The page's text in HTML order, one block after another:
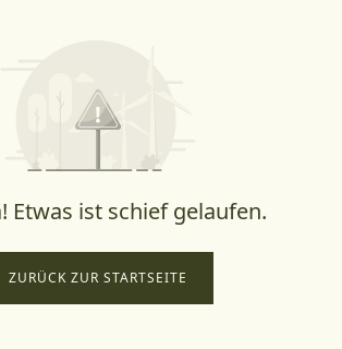
Etwas ist schief gelaufen.
ZURÜCK ZUR STARTSEITE